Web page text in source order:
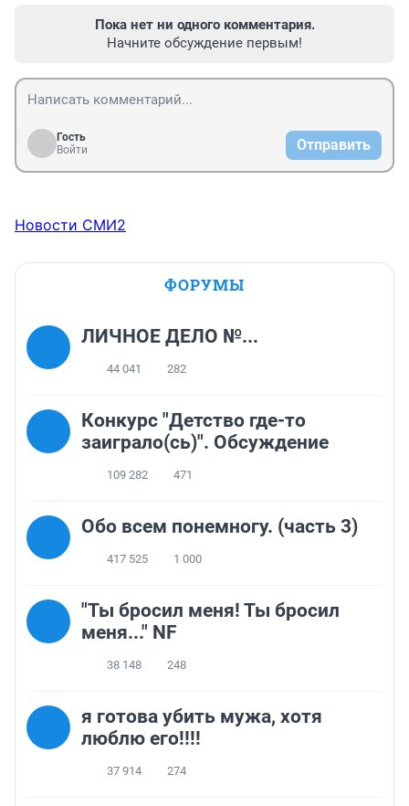
Пока нет ни одного комментария.
Начните обсуждение первым!
Гость
Войти
Отправить
Новости СМИ2
ФОРУМЫ
ЛИЧНОЕ ДЕЛО №...
44 041 282
Конкурс "Детство где-то
заиграло(сь)". Обсуждение
109 282 471
Обо всем понемногу. (часть 3)
417 525 1 000
"Ты бросил меня! Ты бросил
меня..." NF
38 148 248
я готова убить мужа, хотя
люблю его!!!!
37 914 274